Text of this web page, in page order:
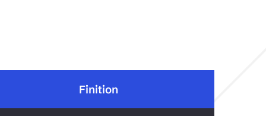
Finition